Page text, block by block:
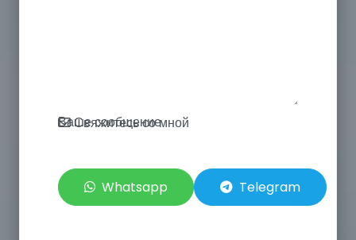
Ваше сообщение
Свяжитесь со мной
Whatsapp Telegram